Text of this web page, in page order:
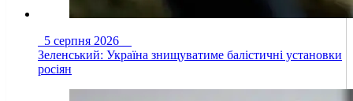
5 серпня 2026
Зеленський: Україна знищуватиме балістичні установки
росіян